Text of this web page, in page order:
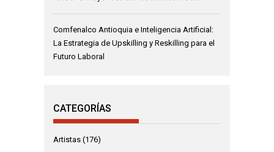
Comfenalco Antioquia e Inteligencia Artificial:
La Estrategia de Upskilling y Reskilling para el
Futuro Laboral
CATEGORÍAS
Artistas (176)